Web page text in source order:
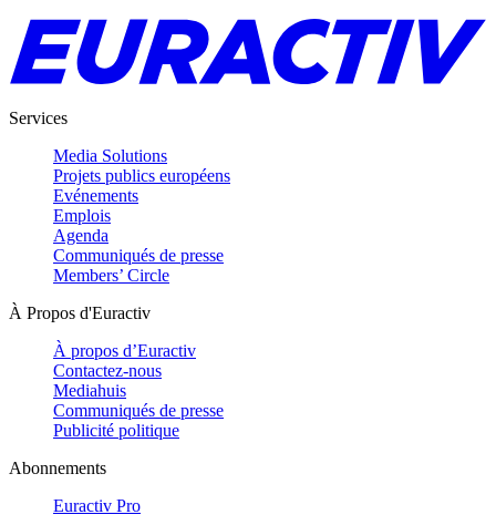
Services
Media Solutions
Projets publics européens
Evénements
Emplois
Agenda
Communiqués de presse
Members’ Circle
À Propos d'Euractiv
À propos d’Euractiv
Contactez-nous
Mediahuis
Communiqués de presse
Publicité politique
Abonnements
Euractiv Pro